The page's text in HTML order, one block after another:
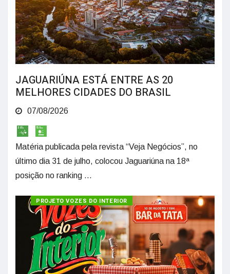
JAGUARIÚNA ESTÁ ENTRE AS 20
MELHORES CIDADES DO BRASIL
07/08/2026
Matéria publicada pela revista “Veja Negócios”, no
último dia 31 de julho, colocou Jaguariúna na 18ª
posição no ranking ...
PROJETO VOZES DO INTERIOR